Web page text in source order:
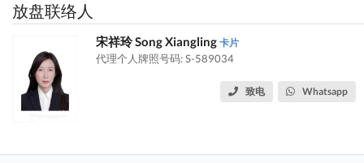
放盘联络人
宋祥玲 Song Xiangling卡片
代理个人牌照号码: S-589034
致电 Whatsapp